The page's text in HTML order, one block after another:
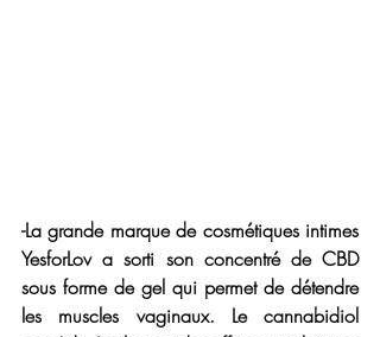
-La grande marque de cosmétiques intimes
YesforLov a sorti son concentré de CBD
sous forme de gel qui permet de détendre
les muscles vaginaux. Le cannabidiol